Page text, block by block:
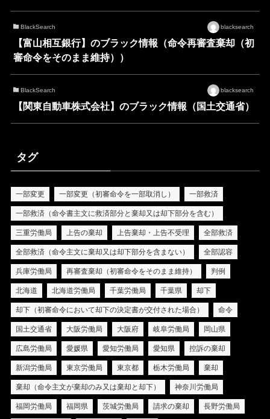
BlackSearch blacksearch
【富山相互銀行】のブラック情報（命令再審査棄却（初
審命令をそのまま維持））
BlackSearch blacksearch
【関東自動車株式会社】のブラック情報（国土交通省）
タグ
一部変更 一部変更（初審命令を一部取消し） 一部救済
一部救済（命令書主文に救済部分と棄却又は却下部分を含む）
三重労働局 上告の棄却 上告棄却・上告不受理 全部救済
全部救済（命令主文に棄却又は却下部分を含まない） 全部認容
兵庫労働局 再審査棄却（初審命令をそのまま維持） 判例
北海道 北海道労働局 千葉労働局 千葉県 却下
却下（初審命令において却下の決定書が交付された場合） 命令
国土交通省 大阪労働局 大阪府 岐阜労働局 岡山県
広島労働局 愛媛県 愛知労働局 愛知県 控訴の棄却
新潟労働局 東京労働局 東京都 栃木労働局 棄却
棄却（命令主文が棄却のみ又は棄却と却下） 神奈川労働局
福岡労働局 福岡県 茨城労働局 請求の棄却 長野労働局